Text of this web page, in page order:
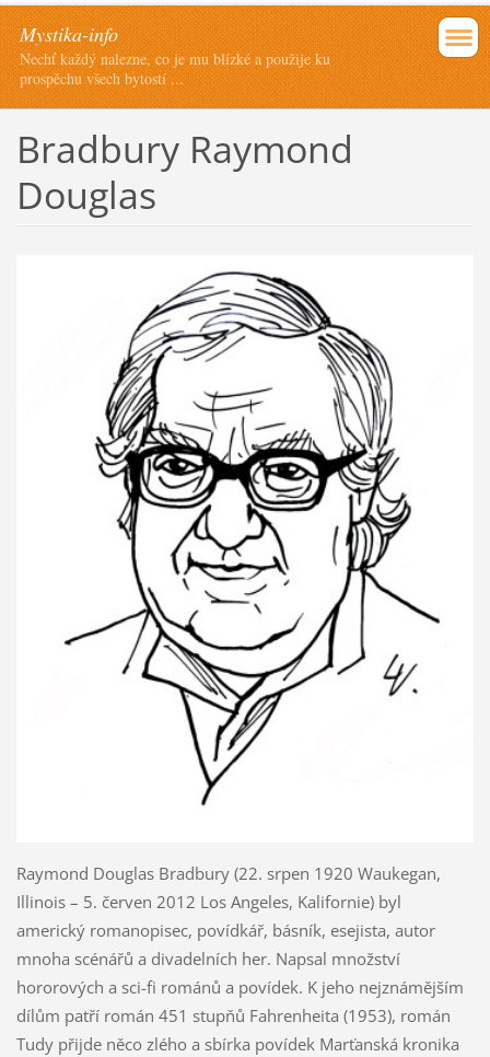
Mystika-info
Nechť každý nalezne, co je mu blízké a použije ku
prospěchu všech bytostí ...
Bradbury Raymond
Douglas
Raymond Douglas Bradbury (22. srpen 1920 Waukegan,
Illinois – 5. červen 2012 Los Angeles, Kalifornie) byl
americký romanopisec, povídkář, básník, esejista, autor
mnoha scénářů a divadelních her. Napsal množství
hororových a sci-fi románů a povídek. K jeho nejznámějším
dílům patří román 451 stupňů Fahrenheita (1953), román
Tudy přijde něco zlého a sbírka povídek Marťanská kronika